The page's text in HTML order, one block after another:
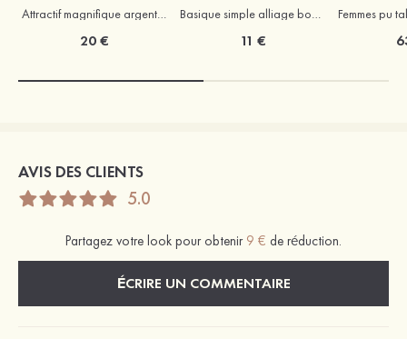
Attractif magnifique argent s925 zircon boucles d'oreilles
20 €
Basique simple alliage boucles d'oreilles
11 €
AVIS DES CLIENTS
5.0
Partagez votre look pour obtenir 9 € de réduction.
ÉCRIRE UN COMMENTAIRE